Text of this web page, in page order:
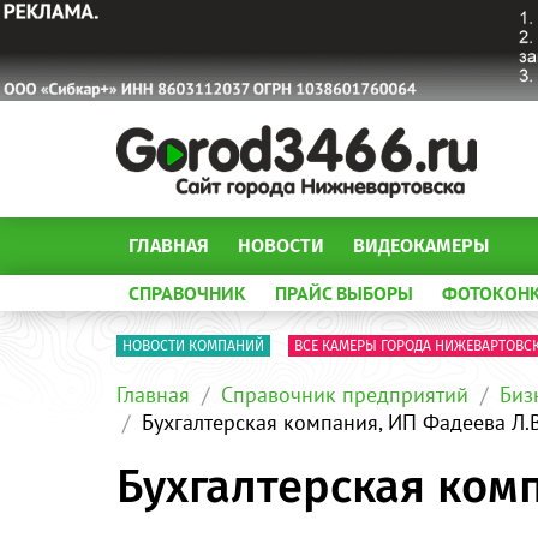
ГЛАВНАЯ НОВОСТИ ВИДЕОКАМЕРЫ
СПРАВОЧНИК ПРАЙС ВЫБОРЫ
НОВОСТИ КОМПАНИЙ ВСЕ КАМЕРЫ ГОРОДА
Главная Справочник предприятий
Бухгалтерская компания, ИП Фадеева
Бухгалтерская